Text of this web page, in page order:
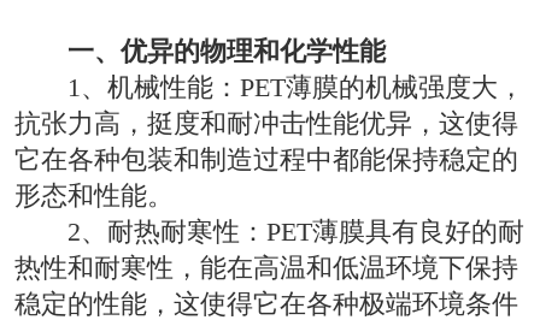
一、优异的物理和化学性能
1、机械性能：PET薄膜的机械强度大，
抗张力高，挺度和耐冲击性能优异，这使得
它在各种包装和制造过程中都能保持稳定的
形态和性能。
2、耐热耐寒性：PET薄膜具有良好的耐
热性和耐寒性，能在高温和低温环境下保持
稳定的性能，这使得它在各种极端环境条件